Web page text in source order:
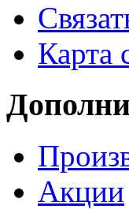
Карта
Акции